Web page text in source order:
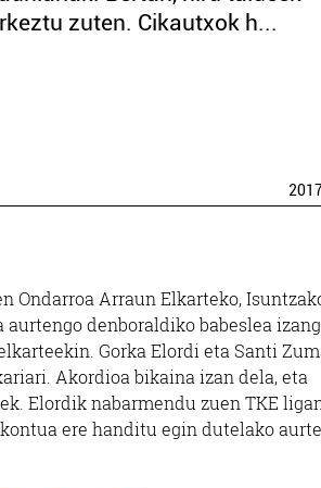
zuten. Cikautxok h...
Ondarroa Arraun Elkarteko,
denboraldiko babeslea
Gorka Elordi eta Santi
Akordioa bikaina izan dela, eta
Elordik nabarmendu zuen TKE
ere handitu egin dutelako